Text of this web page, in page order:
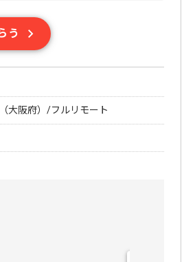
う
大阪府）/フルリモート